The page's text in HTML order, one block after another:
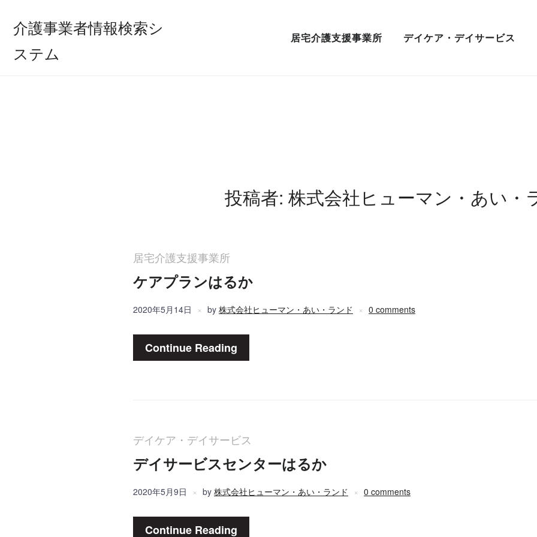
介護事業者情報検索シ
ステム
居宅介護支援事業所 デイケア・デイサービス
投稿者: 株式会社ヒューマン・あい・
居宅介護支援事業所
ケアプランはるか
2020年5月14日 by 株式会社ヒューマン・あい・ランド 0 comments
Continue Reading
デイケア・デイサービス
デイサービスセンターはるか
2020年5月9日 by 株式会社ヒューマン・あい・ランド 0 comments
Continue Reading